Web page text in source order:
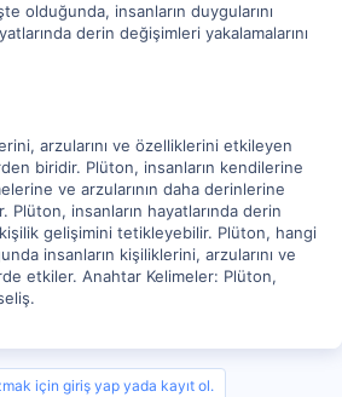
olduğunda, insanların duygularını
derin değişimleri yakalamalarını
arzularını ve özelliklerini etkileyen
biridir. Plüton, insanların kendilerine
ve arzularının daha derinlerine
Plüton, insanların hayatlarında derin
gelişimini tetikleyebilir. Plüton, hangi
insanların kişiliklerini, arzularını ve
etkiler. Anahtar Kelimeler: Plüton,
için giriş yap yada kayıt ol.